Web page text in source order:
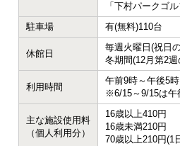
「下村パークゴ
駐車場
有(無料)110台
休館日
毎週火曜日(祝日
冬期間(12月第2
利用時間
午前9時～午後5時
※6/15～9/15は午
主な施設使用料
（個人利用分）
16歳以上410円
16歳未満210円
70歳以上210円(1